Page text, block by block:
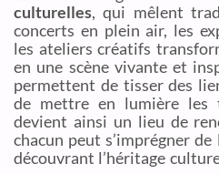
culturelles, qui mêlent
concerts en plein air, les
les ateliers créatifs
en une scène vivante et
permettent de tisser des
de mettre en lumière les
devient ainsi un lieu de
chacun peut s’imprégner
découvrant l’héritage